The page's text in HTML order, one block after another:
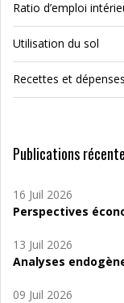
Ratio d’emploi
Utilisation du sol
Recettes et
Publications
16 Juil 2026
Perspectives
13 Juil 2026
Analyses
09 Juil 2026